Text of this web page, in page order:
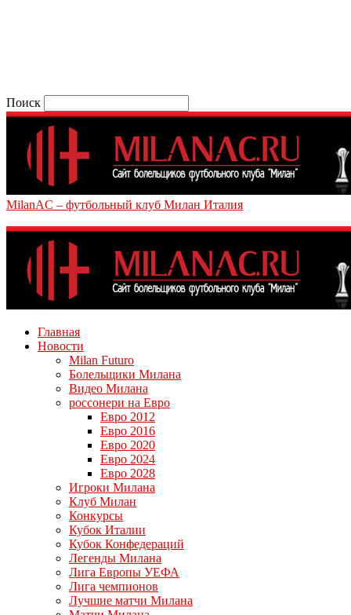
Поиск
MilanAC – футбольный клуб Милан Италия
Главная
Новости
Milan Futuro
Болельщики Милана
Видео Милана
россонери на Евро
Евро 2012
Евро 2016
Евро 2020
Евро 2024
Евро 2028
Игроки Милана
Клуб Милан
Конкурсы
Кубок Италии
Кубок Конфедераций
Легенды Милана
Лига Европы УЕФА
Лига чемпионов
Лучшие матчи Милана